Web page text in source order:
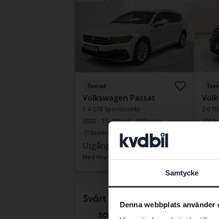
Samtycke
Denna webbplats använder
Testad
Volkswagen Passat
1.4 GTE Sportscombi
2022
15 430 mil
El/Bensin
Bromölla
Utgångspris 110 000 kr
Med finansiering
2.0
2019
Svårt att veta vilken bil
som passar dig?